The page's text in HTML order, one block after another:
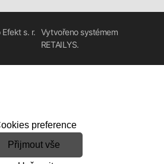
Efekt s. r. Vytvořeno systémem
RETAILYS.
preference
Přijmout vše